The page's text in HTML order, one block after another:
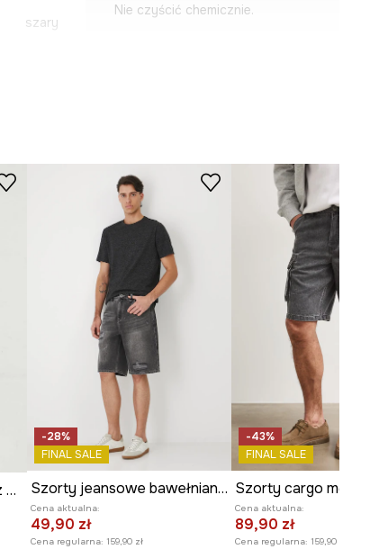
szary
Nie czyścić chemicznie.
Zobacz wymiary produktu
Szorty jeansowe męskie z efektem sprania kolor szary
-28%
FINAL SALE
Szorty jeansowe bawełniane męskie z przetarciami kolor szary
Cena aktualna:
49,90 zł
Cena regularna: 159,90 zł
-43%
FINAL SALE
Cena aktualna:
89,90 zł
Cena regularna: 159,90 zł